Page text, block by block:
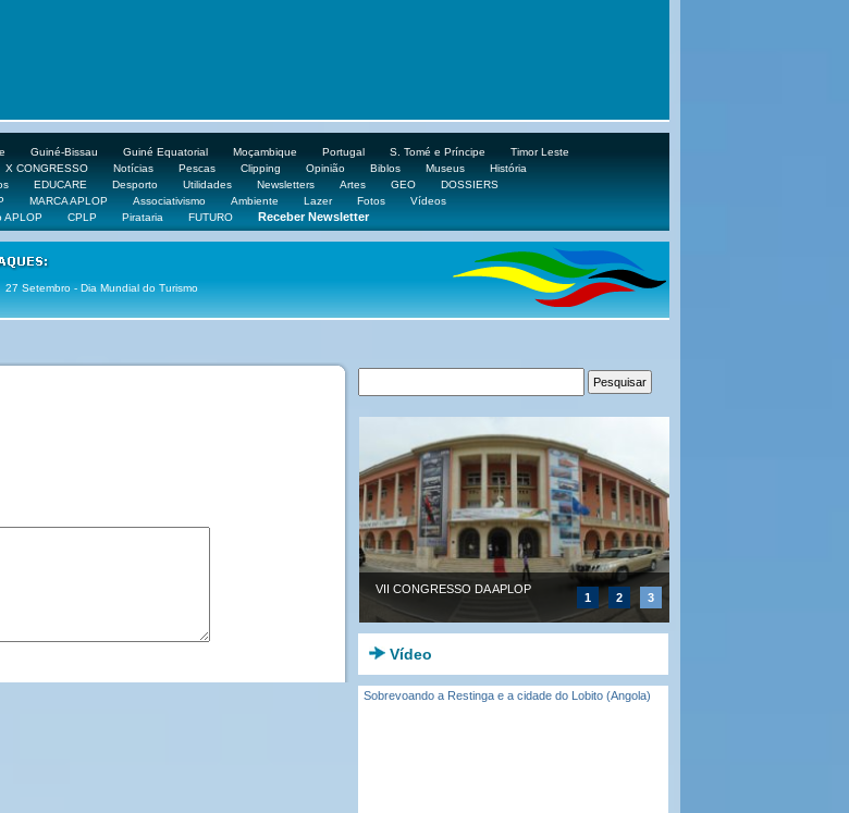
Guiné-Bissau Guiné Equatorial Moçambique Portugal S. Tomé e Príncipe
Timor Leste
X CONGRESSO Notícias Pescas Clipping Opinião Biblos Museus
História
EDUCARE Desporto Utilidades Newsletters Artes GEO
DOSSIERS
MARCA APLOP Associativismo Ambiente Lazer Fotos
Vídeos
APLOP
CPLP Pirataria FUTURO Receber Newsletter
27 Setembro - Dia Mundial do Turismo
VII CONGRESSO DA APLOP
1 2 3
Vídeo
Sobrevoando a Restinga e a cidade do Lobito (Angola)